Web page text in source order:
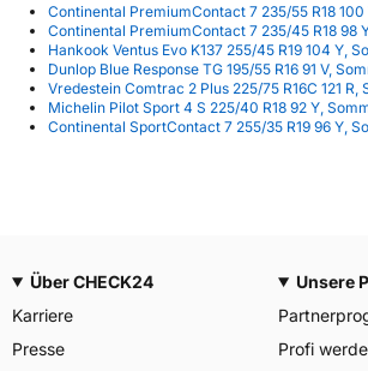
Continental PremiumContact 7 235/55 R18
Continental PremiumContact 7 235/45 R18 98
Hankook Ventus Evo K137 255/45 R19 104 Y,
Dunlop Blue Response TG 195/55 R16 91 V,
Vredestein Comtrac 2 Plus 225/75 R16C 121
Michelin Pilot Sport 4 S 225/40 R18 92 Y,
Continental SportContact 7 255/35 R19 96 Y,
Über CHECK24
Karriere
Presse
Unsere
Profi